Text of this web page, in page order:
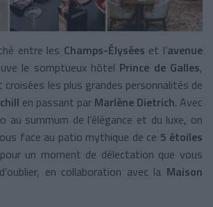
entre les Champs-Élysées et l’avenue
le somptueux hôtel Prince de Galles,
croisées les plus grandes personnalités de
en passant par Marlène Dietrich. Avec
au summum de l’élégance et du luxe, on
face au patio mythique de ce 5 étoiles
pour un moment de délectation que vous
en collaboration avec la Maison